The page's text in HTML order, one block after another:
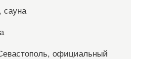
сауна
официальный